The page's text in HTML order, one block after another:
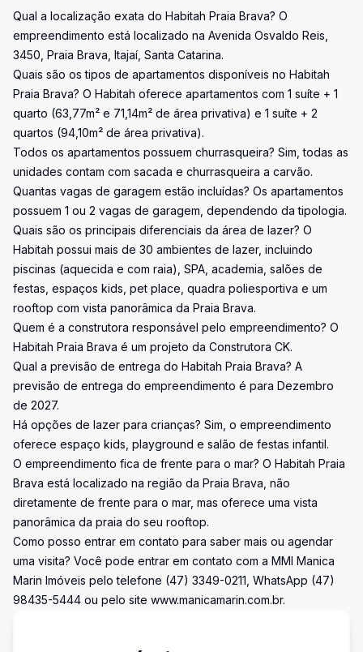
Qual a localização exata do Habitah Praia Brava? O
empreendimento está localizado na Avenida Osvaldo Reis,
3450, Praia Brava, Itajaí, Santa Catarina.
Quais são os tipos de apartamentos disponíveis no Habitah
Praia Brava? O Habitah oferece apartamentos com 1 suíte + 1
quarto (63,77m² e 71,14m² de área privativa) e 1 suíte + 2
quartos (94,10m² de área privativa).
Todos os apartamentos possuem churrasqueira? Sim, todas as
unidades contam com sacada e churrasqueira a carvão.
Quantas vagas de garagem estão incluídas? Os apartamentos
possuem 1 ou 2 vagas de garagem, dependendo da tipologia.
Quais são os principais diferenciais da área de lazer? O
Habitah possui mais de 30 ambientes de lazer, incluindo
piscinas (aquecida e com raia), SPA, academia, salões de
festas, espaços kids, pet place, quadra poliesportiva e um
rooftop com vista panorâmica da Praia Brava.
Quem é a construtora responsável pelo empreendimento? O
Habitah Praia Brava é um projeto da Construtora CK.
Qual a previsão de entrega do Habitah Praia Brava? A
previsão de entrega do empreendimento é para Dezembro
de 2027.
Há opções de lazer para crianças? Sim, o empreendimento
oferece espaço kids, playground e salão de festas infantil.
O empreendimento fica de frente para o mar? O Habitah Praia
Brava está localizado na região da Praia Brava, não
diretamente de frente para o mar, mas oferece uma vista
panorâmica da praia do seu rooftop.
Como posso entrar em contato para saber mais ou agendar
uma visita? Você pode entrar em contato com a MMI Manica
Marin Imóveis pelo telefone (47) 3349-0211, WhatsApp (47)
98435-5444 ou pelo site www.manicamarin.com.br.